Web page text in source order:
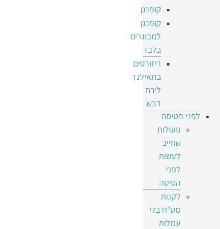
קופנגן
קופנגן
למבוגרים
בלבד
ריזורטים
בתאילנד
לירח
דבש
לפני הטיסה
פעולות
שחייב
לעשות
לפני
הטיסה
לקנות
מט"ח בלי
עמלות